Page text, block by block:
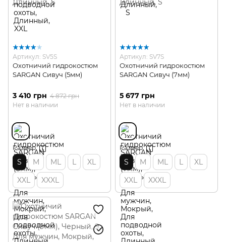
Артикул: SV5S
Охотничий гидрокостюм
SARGAN Сивуч (5мм)
3 410 грн 4 872 грн
Нет в наличии
Размер
S M ML L
XL
XXL
XXXL
Артикул: SV7S
Охотничий гидрокостюм
SARGAN Сивуч (7мм)
5 677 грн
Нет в наличии
Размер
S M ML L
XL
XXL
XXXL